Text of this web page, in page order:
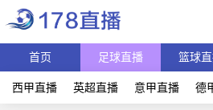
首页 足球直播 篮球
西甲直播 英超直播 意甲直播 德